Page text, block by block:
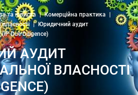
та юриста | Комерційна практика
власності |
Юридичний аудит
(IP Due Diligence)
АУДИТ
ВЛАСНОСТІ